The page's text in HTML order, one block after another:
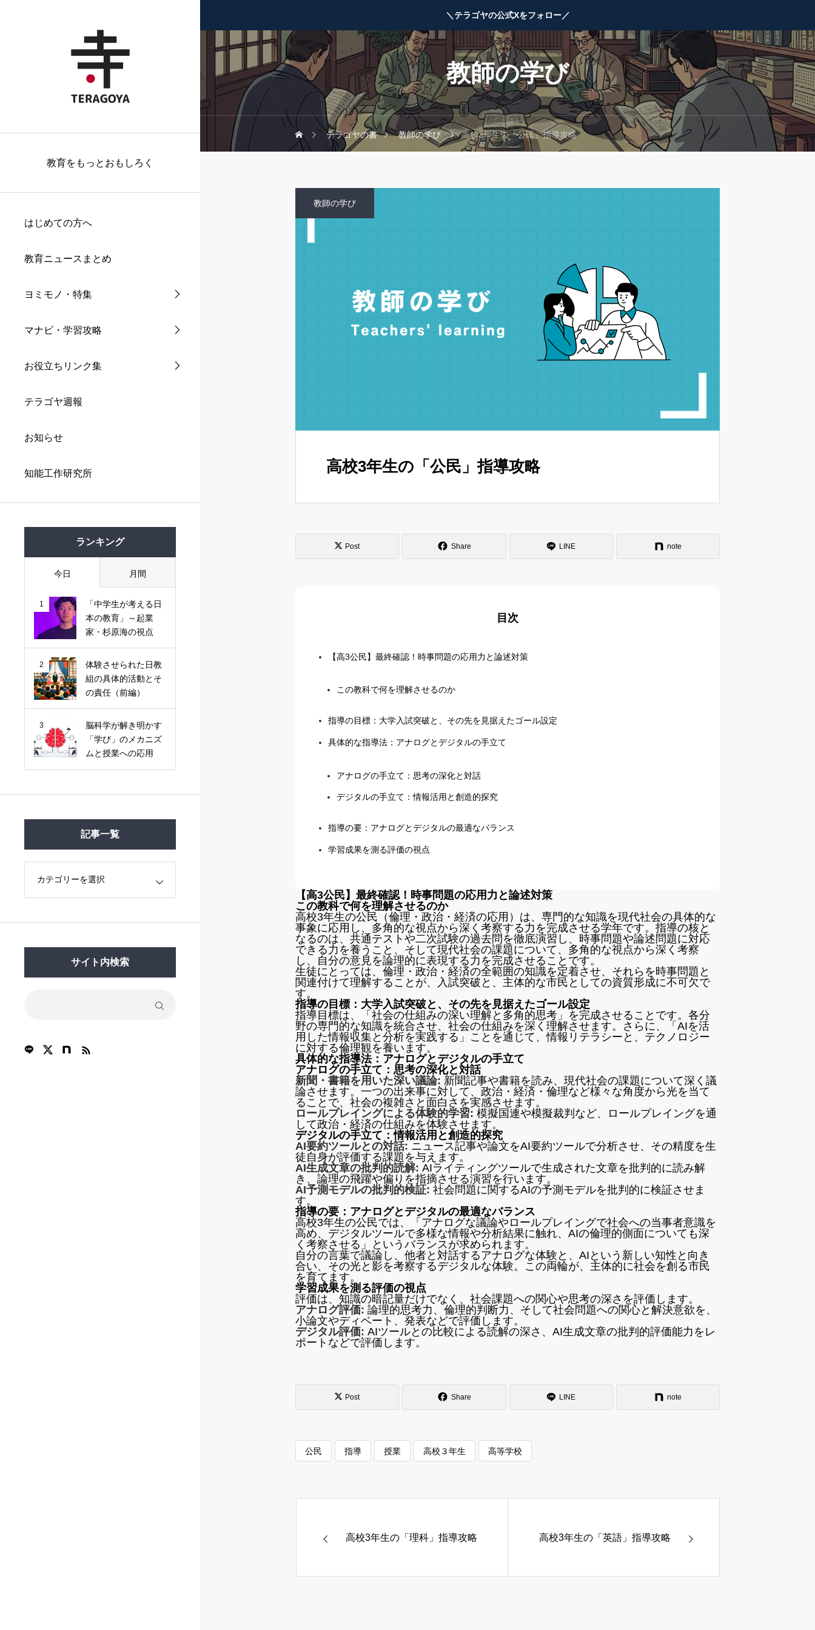
＼テラゴヤの公式Xをフォロー／
教育をもっとおもしろく
はじめての方へ
教育ニュースまとめ
ヨミモノ・特集
マナビ・学習攻略
お役立ちリンク集
テラゴヤ週報
お知らせ
知能工作研究所
ランキング
今日 月間
1
「中学生が考える日
本の教育」～起業
家・杉原海の視点
2
体験させられた日教
組の具体的活動とそ
の責任（前編）
3
脳科学が解き明かす
「学び」のメカニズ
ムと授業への応用
記事一覧
サイト内検索
教師の学び
テラゴヤの書 教師の学び 高校3年生の「公民」指導攻略
教師の学び
高校3年生の「公民」指導攻略
Post Share LINE note
目次
【高3公民】最終確認！時事問題の応用力と論述対策
この教科で何を理解させるのか
指導の目標：大学入試突破と、その先を見据えたゴール設定
具体的な指導法：アナログとデジタルの手立て
アナログの手立て：思考の深化と対話
デジタルの手立て：情報活用と創造的探究
指導の要：アナログとデジタルの最適なバランス
学習成果を測る評価の視点
【高3公民】最終確認！時事問題の応用力と論述対策
この教科で何を理解させるのか
高校3年生の公民（倫理・政治・経済の応用）は、専門的な知識を現代社会の具体的な
事象に応用し、多角的な視点から深く考察する力を完成させる学年です。指導の核と
なるのは、共通テストや二次試験の過去問を徹底演習し、時事問題や論述問題に対応
できる力を養うこと、そして現代社会の課題について、多角的な視点から深く考察
し、自分の意見を論理的に表現する力を完成させることです。
生徒にとっては、倫理・政治・経済の全範囲の知識を定着させ、それらを時事問題と
関連付けて理解することが、入試突破と、主体的な市民としての資質形成に不可欠で
す。
指導の目標：大学入試突破と、その先を見据えたゴール設定
指導目標は、「社会の仕組みの深い理解と多角的思考」を完成させることです。各分
野の専門的な知識を統合させ、社会の仕組みを深く理解させます。さらに、「AIを活
用した情報収集と分析を実践する」ことを通じて、情報リテラシーと、テクノロジー
に対する倫理観を養います。
具体的な指導法：アナログとデジタルの手立て
アナログの手立て：思考の深化と対話
新聞・書籍を用いた深い議論: 新聞記事や書籍を読み、現代社会の課題について深く議
論させます。一つの出来事に対して、政治・経済・倫理など様々な角度から光を当て
ることで、社会の複雑さと面白さを実感させます。
ロールプレイングによる体験的学習: 模擬国連や模擬裁判など、ロールプレイングを通
して政治・経済の仕組みを体験させます。
デジタルの手立て：情報活用と創造的探究
AI要約ツールとの対話: ニュース記事や論文をAI要約ツールで分析させ、その精度を生
徒自身が評価する課題を与えます。
AI生成文章の批判的読解: AIライティングツールで生成された文章を批判的に読み解
き、論理の飛躍や偏りを指摘させる演習を行います。
AI予測モデルの批判的検証: 社会問題に関するAIの予測モデルを批判的に検証させま
す。
指導の要：アナログとデジタルの最適なバランス
高校3年生の公民では、「アナログな議論やロールプレイングで社会への当事者意識を
高め、デジタルツールで多様な情報や分析結果に触れ、AIの倫理的側面についても深
く考察させる」というバランスが求められます。
自分の言葉で議論し、他者と対話するアナログな体験と、AIという新しい知性と向き
合い、その光と影を考察するデジタルな体験。この両輪が、主体的に社会を創る市民
を育てます。
学習成果を測る評価の視点
評価は、知識の暗記量だけでなく、社会課題への関心や思考の深さを評価します。
アナログ評価: 論理的思考力、倫理的判断力、そして社会問題への関心と解決意欲を、
小論文やディベート、発表などで評価します。
デジタル評価: AIツールとの比較による読解の深さ、AI生成文章の批判的評価能力をレ
ポートなどで評価します。
Post Share LINE note
公民 指導 授業 高校３年生 高等学校
高校3年生の「理科」指導攻略 高校3年生の「英語」指導攻略